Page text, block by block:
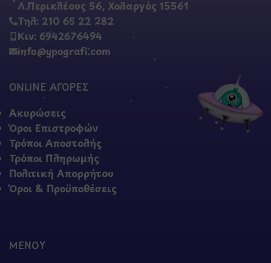
Λ.Περικλέους 56, Χολαργός 15561
Τηλ: 210 65 22 282
Κιν: 6942676494
info@ypografi.com
ONLINE ΑΓΟΡΕΣ
Ακυρώσεις
Όροι Επιστροφών
Τρόποι Αποστολής
Τρόποι Πληρωμής
Πολιτική Απορρήτου
Όροι & Προϋποθέσεις
ΜΕΝΟΥ